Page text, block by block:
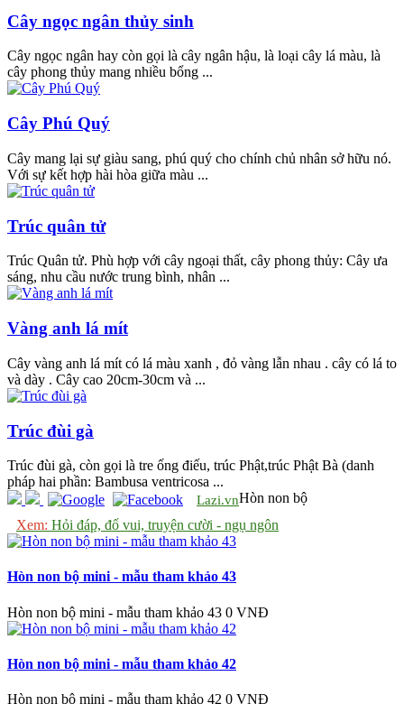
Cây ngọc ngân thủy sinh
Cây ngọc ngân hay còn gọi là cây ngân hậu, là loại cây lá màu, là
cây phong thủy mang nhiều bổng ...
Cây Phú Quý
Cây mang lại sự giàu sang, phú quý cho chính chủ nhân sở hữu nó.
Với sự kết hợp hài hòa giữa màu ...
Trúc quân tử
Trúc Quân tử. Phù hợp với cây ngoại thất, cây phong thủy: Cây ưa
sáng, nhu cầu nước trung bình, nhân ...
Vàng anh lá mít
Cây vàng anh lá mít có lá màu xanh , đỏ vàng lẫn nhau . cây có lá to
và dày . Cây cao 20cm-30cm và ...
Trúc đùi gà
Trúc đùi gà, còn gọi là tre ống điếu, trúc Phật,trúc Phật Bà (danh
pháp hai phần: Bambusa ventricosa ...
Lazi.vn
Xem: Hỏi đáp, đố vui, truyện cười - ngụ ngôn
Hòn non bộ
Hòn non bộ mini - mẫu tham khảo 43
Hòn non bộ mini - mẫu tham khảo 43 0 VNĐ
Hòn non bộ mini - mẫu tham khảo 42
Hòn non bộ mini - mẫu tham khảo 42 0 VNĐ